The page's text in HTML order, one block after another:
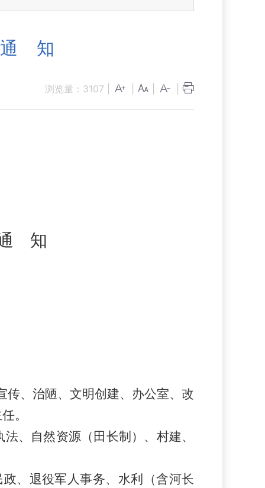
通 知
浏览量： 3107
知
、 治陋、 文明创建、 办公室、 改
。
法、自然资源（田长制）、村建、
、 退役军人事务、 水利 （含河长